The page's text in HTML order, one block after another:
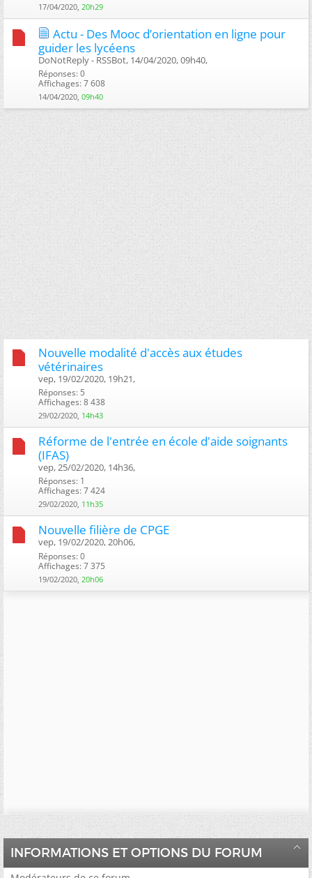
17/04/2020, 20h29
Actu - Des Mooc d’orientation en ligne pour
guider les lycéens
DoNotReply - RSSBot, 14/04/2020, 09h40, ‎
Réponses: 0
Affichages: 7 608
14/04/2020, 09h40
Nouvelle modalité d'accès aux études
vétérinaires
vep, 19/02/2020, 19h21, ‎
Réponses: 5
Affichages: 8 438
29/02/2020, 14h43
Réforme de l'entrée en école d'aide soignants
(IFAS)
vep, 25/02/2020, 14h36, ‎
Réponses: 1
Affichages: 7 424
29/02/2020, 11h35
Nouvelle filière de CPGE
vep, 19/02/2020, 20h06, ‎
Réponses: 0
Affichages: 7 375
19/02/2020, 20h06
INFORMATIONS ET OPTIONS DU FORUM